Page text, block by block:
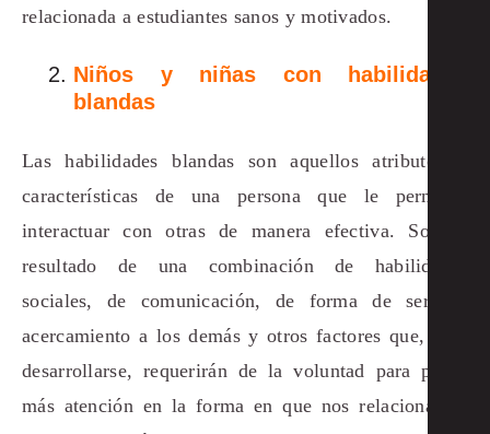
relacionada a estudiantes sanos y motivados.
Niños y niñas con habilidades
blandas
Las habilidades blandas son aquellos atributos o
características de una persona que le permiten
interactuar con otras de manera efectiva. Son el
resultado de una combinación de habilidades
sociales, de comunicación, de forma de ser, de
acercamiento a los demás y otros factores que, para
desarrollarse, requerirán de la voluntad para poner
más atención en la forma en que nos relacionamos